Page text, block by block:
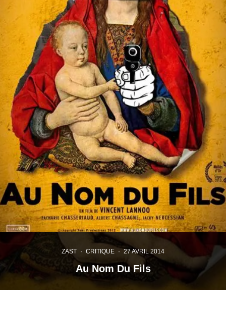
ZAST · CRITIQUE · 27 AVRIL 2014
Au Nom Du Fils